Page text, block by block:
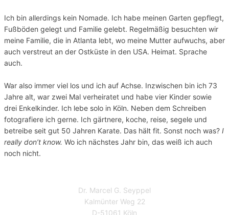
Ich bin allerdings kein Nomade. Ich habe meinen Garten gepflegt,
Fußböden gelegt und Familie gelebt. Regelmäßig besuchten wir
meine Familie, die in Atlanta lebt, wo meine Mutter aufwuchs, aber
auch verstreut an der Ostküste in den USA. Heimat. Sprache
auch.
War also immer viel los und ich auf Achse. Inzwischen bin ich 73
Jahre alt, war zwei Mal verheiratet und habe vier Kinder sowie
drei Enkelkinder. Ich lebe solo in Köln. Neben dem Schreiben
fotografiere ich gerne. Ich gärtnere, koche, reise, segele und
betreibe seit gut 50 Jahren Karate. Das hält fit. Sonst noch was? I
really don’t know. Wo ich nächstes Jahr bin, das weiß ich auch
noch nicht.
Dr. Marcel G. Seyppel
Kalmünter Weg 22
D-51061 Köln